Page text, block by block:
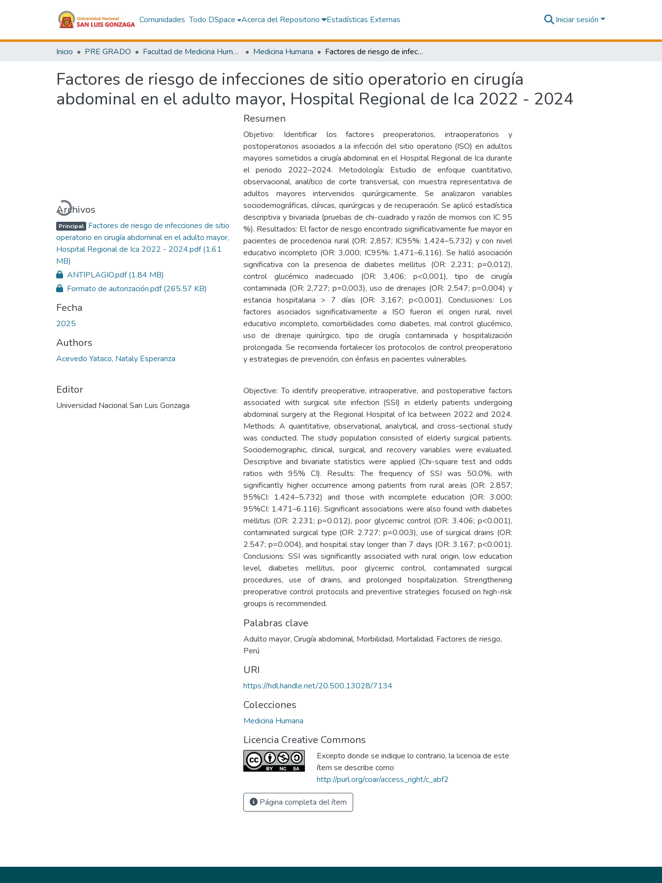
Comunidades Todo DSpace Acerca del Repositorio Estadísticas Externas Iniciar sesión
Inicio PRE GRADO Facultad de Medicina Humana Medicina Humana Factores de riesgo de infecciones de sitio operatorio en cirugía abdominal en el adulto mayor, Hospital Regional de Ica 2022 - 2024
Factores de riesgo de infecciones de sitio operatorio en cirugía
abdominal en el adulto mayor, Hospital Regional de Ica 2022 - 2024
Cargando...
Archivos
Principal Factores de riesgo de infecciones de sitio
operatorio en cirugía abdominal en el adulto mayor,
Hospital Regional de Ica 2022 - 2024.pdf(1.61
MB)
ANTIPLAGIO.pdf(1.84 MB)
Formato de autorización.pdf(265.57 KB)
Fecha
2025
Authors
Acevedo Yataco, Nataly Esperanza
Editor
Universidad Nacional San Luis Gonzaga
Resumen
Objetivo: Identificar los factores preoperatorios, intraoperatorios y
postoperatorios asociados a la infección del sitio operatorio (ISO) en adultos
mayores sometidos a cirugía abdominal en el Hospital Regional de Ica durante
el periodo 2022–2024. Metodología: Estudio de enfoque cuantitativo,
observacional, analítico de corte transversal, con muestra representativa de
adultos mayores intervenidos quirúrgicamente. Se analizaron variables
sociodemográficas, clínicas, quirúrgicas y de recuperación. Se aplicó estadística
descriptiva y bivariada (pruebas de chi-cuadrado y razón de momios con IC 95
%). Resultados: El factor de riesgo encontrado significativamente fue mayor en
pacientes de procedencia rural (OR: 2,857; IC95%: 1,424–5,732) y con nivel
educativo incompleto (OR: 3,000; IC95%: 1,471–6,116). Se halló asociación
significativa con la presencia de diabetes mellitus (OR: 2,231; p=0,012),
control glucémico inadecuado (OR: 3,406; p<0,001), tipo de cirugía
contaminada (OR: 2,727; p=0,003), uso de drenajes (OR: 2,547; p=0,004) y
estancia hospitalaria > 7 días (OR: 3,167; p<0,001). Conclusiones: Los
factores asociados significativamente a ISO fueron el origen rural, nivel
educativo incompleto, comorbilidades como diabetes, mal control glucémico,
uso de drenaje quirúrgico, tipo de cirugía contaminada y hospitalización
prolongada. Se recomienda fortalecer los protocolos de control preoperatorio
y estrategias de prevención, con énfasis en pacientes vulnerables.
Objective: To identify preoperative, intraoperative, and postoperative factors
associated with surgical site infection (SSI) in elderly patients undergoing
abdominal surgery at the Regional Hospital of Ica between 2022 and 2024.
Methods: A quantitative, observational, analytical, and cross-sectional study
was conducted. The study population consisted of elderly surgical patients.
Sociodemographic, clinical, surgical, and recovery variables were evaluated.
Descriptive and bivariate statistics were applied (Chi-square test and odds
ratios with 95% CI). Results: The frequency of SSI was 50.0%, with
significantly higher occurrence among patients from rural areas (OR: 2.857;
95%CI: 1.424–5.732) and those with incomplete education (OR: 3.000;
95%CI: 1.471–6.116). Significant associations were also found with diabetes
mellitus (OR: 2.231; p=0.012), poor glycemic control (OR: 3.406; p<0.001),
contaminated surgical type (OR: 2.727; p=0.003), use of surgical drains (OR:
2.547; p=0.004), and hospital stay longer than 7 days (OR: 3.167; p<0.001).
Conclusions: SSI was significantly associated with rural origin, low education
level, diabetes mellitus, poor glycemic control, contaminated surgical
procedures, use of drains, and prolonged hospitalization. Strengthening
preoperative control protocols and preventive strategies focused on high-risk
groups is recommended.
Palabras clave
Adulto mayor, Cirugía abdominal, Morbilidad, Mortalidad, Factores de riesgo,
Perú
URI
https://hdl.handle.net/20.500.13028/7134
Colecciones
Medicina Humana
Licencia Creative Commons
Excepto donde se indique lo contrario, la licencia de este
ítem se describe como
http://purl.org/coar/access_right/c_abf2
Página completa del ítem